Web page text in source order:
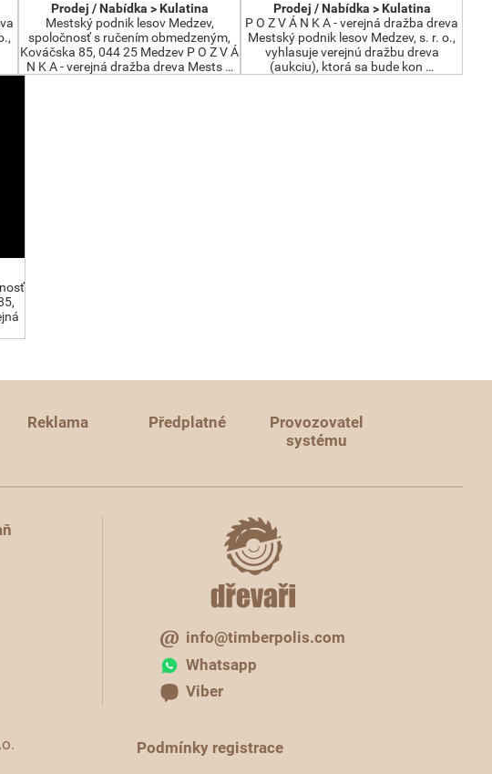
Prodej / Nabídka > Kulatina
Mestský podnik lesov Medzev,
spoločnosť s ručením obmedzeným,
Kováčska 85, 044 25 Medzev P O Z V Á
N K A - verejná dražba dreva Mests …
Prodej / Nabídka > Kulatina
P O Z V Á N K A - verejná dražba dreva
Mestský podnik lesov Medzev, s. r. o.,
vyhlasuje verejnú dražbu dreva
(aukciu), ktorá sa bude kon …
Reklama Předplatné
Provozovatel
systému
info@timberpolis.com
Whatsapp
Viber
Podmínky registrace